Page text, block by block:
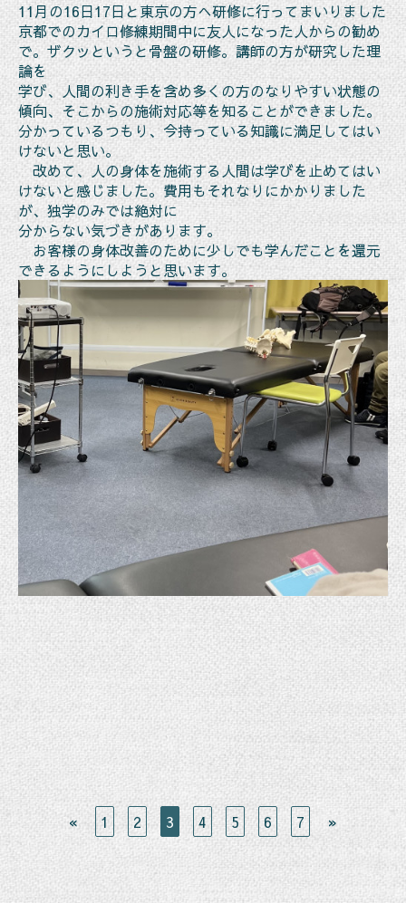
11月の16日17日と東京の方へ研修に行ってまいりました
京都でのカイロ修練期間中に友人になった人からの勧め
で。ザクッというと骨盤の研修。講師の方が研究した理
論を
学び、人間の利き手を含め多くの方のなりやすい状態の
傾向、そこからの施術対応等を知ることができました。
分かっているつもり、今持っている知識に満足してはい
けないと思い。
改めて、人の身体を施術する人間は学びを止めてはい
けないと感じました。費用もそれなりにかかりました
が、独学のみでは絶対に
分からない気づきがあります。
お客様の身体改善のために少しでも学んだことを還元
できるようにしようと思います。
« 1 2 3 4 5 6 7 »